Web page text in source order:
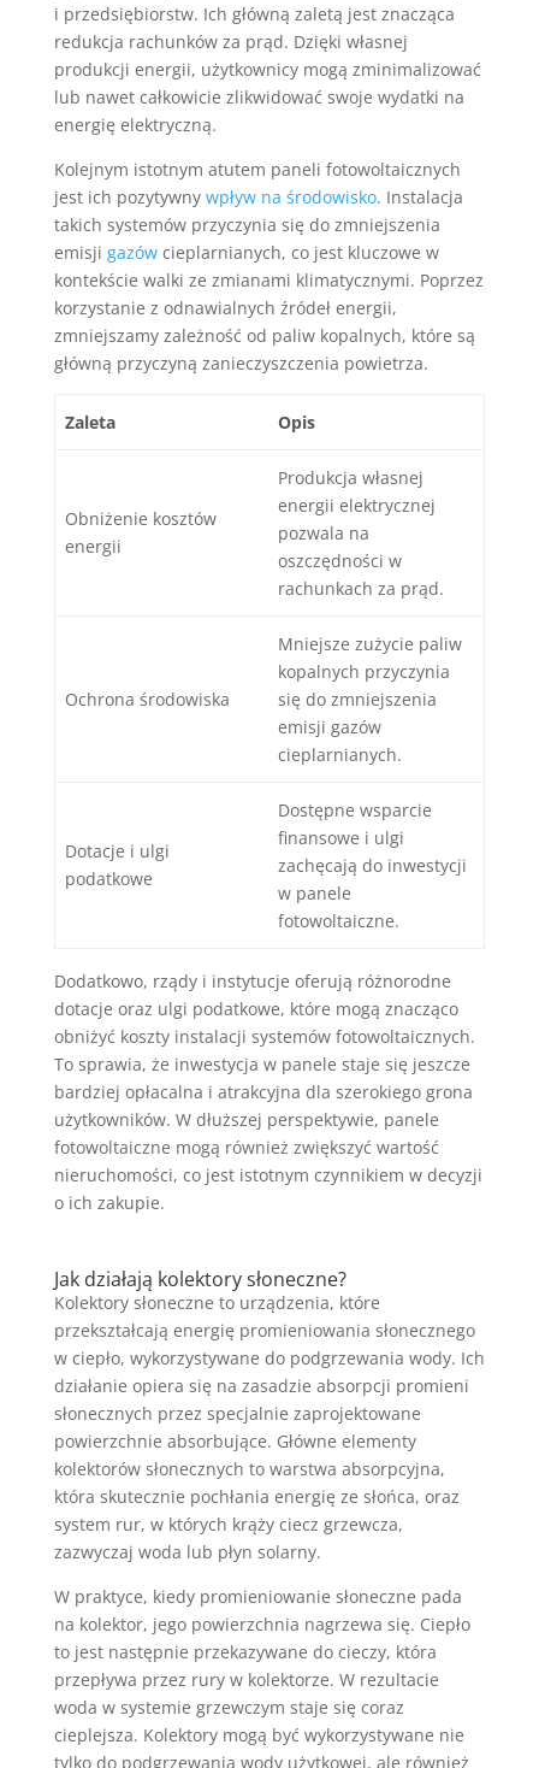
i przedsiębiorstw. Ich główną zaletą jest znacząca
redukcja rachunków za prąd. Dzięki własnej
produkcji energii, użytkownicy mogą zminimalizować
lub nawet całkowicie zlikwidować swoje wydatki na
energię elektryczną.
Kolejnym istotnym atutem paneli fotowoltaicznych
jest ich pozytywny wpływ na środowisko. Instalacja
takich systemów przyczynia się do zmniejszenia
emisji gazówcieplarnianych, co jest kluczowe w
kontekście walki ze zmianami klimatycznymi. Poprzez
korzystanie z odnawialnych źródeł energii,
zmniejszamy zależność od paliw kopalnych, które są
główną przyczyną zanieczyszczenia powietrza.
Zaleta Opis
Obniżenie kosztów
energii
Produkcja własnej
energii elektrycznej
pozwala na
oszczędności w
rachunkach za prąd.
Ochrona środowiska
Mniejsze zużycie paliw
kopalnych przyczynia
się do zmniejszenia
emisji gazów
cieplarnianych.
Dotacje i ulgi
podatkowe
Dostępne wsparcie
finansowe i ulgi
zachęcają do inwestycji
w panele
fotowoltaiczne.
Dodatkowo, rządy i instytucje oferują różnorodne
dotacje oraz ulgi podatkowe, które mogą znacząco
obniżyć koszty instalacji systemów fotowoltaicznych.
To sprawia, że inwestycja w panele staje się jeszcze
bardziej opłacalna i atrakcyjna dla szerokiego grona
użytkowników. W dłuższej perspektywie, panele
fotowoltaiczne mogą również zwiększyć wartość
nieruchomości, co jest istotnym czynnikiem w decyzji
o ich zakupie.
Jak działają kolektory słoneczne?
Kolektory słoneczne to urządzenia, które
przekształcają energię promieniowania słonecznego
w ciepło, wykorzystywane do podgrzewania wody. Ich
działanie opiera się na zasadzie absorpcji promieni
słonecznych przez specjalnie zaprojektowane
powierzchnie absorbujące. Główne elementy
kolektorów słonecznych to warstwa absorpcyjna,
która skutecznie pochłania energię ze słońca, oraz
system rur, w których krąży ciecz grzewcza,
zazwyczaj woda lub płyn solarny.
W praktyce, kiedy promieniowanie słoneczne pada
na kolektor, jego powierzchnia nagrzewa się. Ciepło
to jest następnie przekazywane do cieczy, która
przepływa przez rury w kolektorze. W rezultacie
woda w systemie grzewczym staje się coraz
cieplejsza. Kolektory mogą być wykorzystywane nie
tylko do podgrzewania wody użytkowej, ale również